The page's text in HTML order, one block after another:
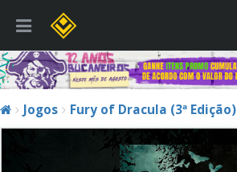
Jogos Fury of Dracula (3ª Edição)